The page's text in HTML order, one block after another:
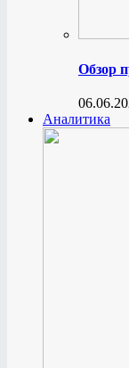
Обзор
Аналитика